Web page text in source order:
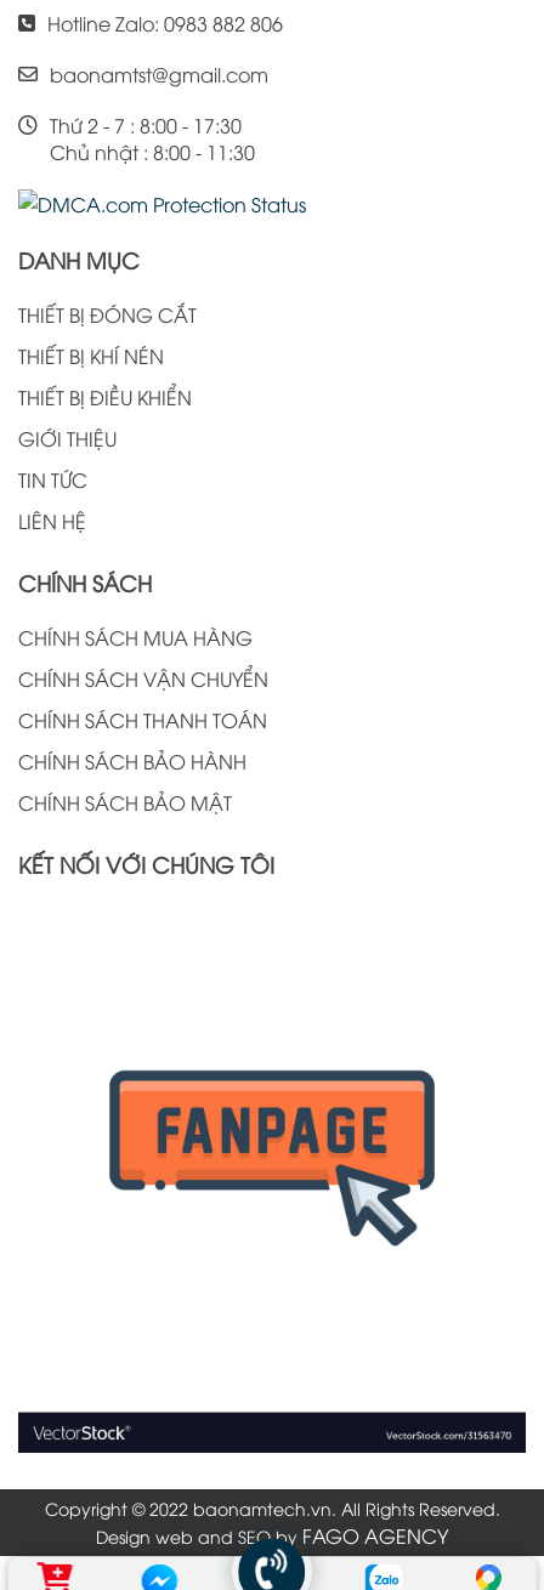
Hotline Zalo: 0983 882 806
baonamtst@gmail.com
Thứ 2 - 7 : 8:00 - 17:30
Chủ nhật : 8:00 - 11:30
DANH MỤC
THIẾT BỊ ĐÓNG CẮT
THIẾT BỊ KHÍ NÉN
THIẾT BỊ ĐIỀU KHIỂN
GIỚI THIỆU
TIN TỨC
LIÊN HỆ
CHÍNH SÁCH
CHÍNH SÁCH MUA HÀNG
CHÍNH SÁCH VẬN CHUYỂN
CHÍNH SÁCH THANH TOÁN
CHÍNH SÁCH BẢO HÀNH
CHÍNH SÁCH BẢO MẬT
KẾT NỐI VỚI CHÚNG TÔI
Copyright © 2022 baonamtech.vn. All Rights Reserved.
Design web and SEO by FAGO AGENCY